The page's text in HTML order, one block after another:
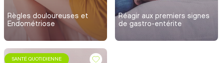
Règles douloureuses et
Endométriose
Réagir aux premiers signes
de gastro-entérite
SANTÉ QUOTIDIENNE